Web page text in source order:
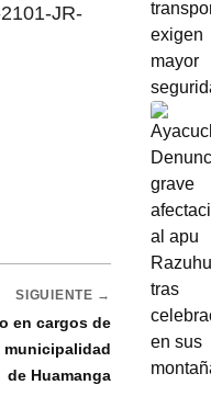
JR-
SIGUIENTE →
en cargos de
de Huamanga